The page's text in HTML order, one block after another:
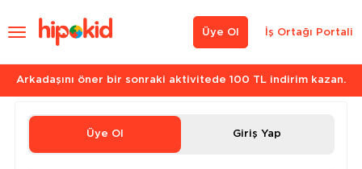
İş Ortağı Portali
Üye Ol
Arkadaşını öner bir sonraki aktivitede 100 TL indirim kazan.
Üye Ol Giriş Yap